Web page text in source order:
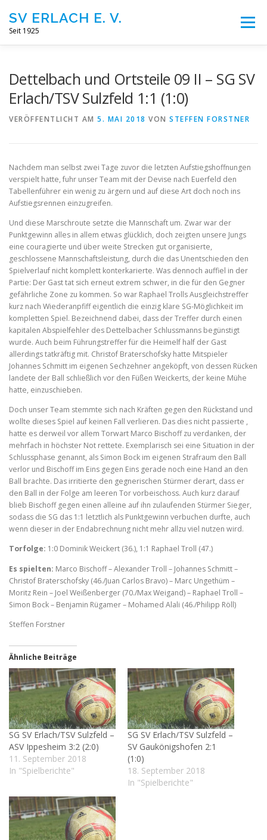
Inhalt
springen
SV ERLACH E. V.
Seit 1925
Menü
Dettelbach und Ortsteile 09 II – SG SV
Erlach/TSV Sulzfeld 1:1 (1:0)
VERÖFFENTLICHT AM 5. MAI 2018 VON STEFFEN FORSTNER
Nachdem man selbst zwei Tage zuvor die letzten Aufstiegshoffnungen
verspielt hatte, fuhr unser Team mit der Devise nach Euerfeld den
Tabellenführer ein wenig zu ärgern und auf diese Art doch noch ins
Aufstiegsrennen einzugreifen.
Und diese Marschroute setzte die Mannschaft um. Zwar war der
Punktgewinn alles in allem etwas glücklich, doch zeigten unsere Jungs
eine couragierte und über weite Strecken gut organisierte,
geschlossene Mannschaftsleistung, durch die das Unentschieden den
Spielverlauf nicht komplett konterkarierte. Was dennoch auffiel in der
Partie: Der Gast tat sich erneut extrem schwer, in die für den Gegner
gefährliche Zone zu kommen. So war Raphael Trolls Ausgleichstreffer
kurz nach Wiederanpfiff eigentlich die einzig klare SG-Möglichkeit im
kompletten Spiel. Bezeichnend dabei, dass der Treffer durch einen
kapitalen Abspielfehler des Dettelbacher Schlussmanns begünstigt
wurde. Auch beim Führungstreffer für die Heimelf half der Gast
allerdings tatkräftig mit. Christof Braterschofsky hatte Mitspieler
Johannes Schmitt im eigenen Sechzehner angeköpft, von dessen Rücken
landete der Ball schließlich vor den Füßen Weickerts, der keine Mühe
hatte, einzuschieben.
Doch unser Team stemmte sich nach Kräften gegen den Rückstand und
wollte dieses Spiel auf keinen Fall verlieren. Das dies nicht passierte ,
hatte es derweil vor allem Torwart Marco Bischoff zu verdanken, der
mehrfach in höchster Not rettete. Exemplarisch sei eine Situation in der
Schlussphase genannt, als Simon Bock im eigenen Strafraum den Ball
verlor und Bischoff im Eins gegen Eins gerade noch eine Hand an den
Ball brachte. Das irritierte den gegnerischen Stürmer derart, dass er
den Ball in der Folge am leeren Tor vorbeischoss. Auch kurz darauf
blieb Bischoff gegen einen alleine auf ihn zulaufenden Stürmer Sieger,
sodass die SG das 1:1 letztlich als Punktgewinn verbuchen durfte, auch
wenn dieser in der Endabrechnung nicht mehr allzu viel nutzen wird.
Torfolge: 1:0 Dominik Weickert (36.), 1:1 Raphael Troll (47.)
Es spielten: Marco Bischoff – Alexander Troll – Johannes Schmitt –
Christof Braterschofsky (46./Juan Carlos Bravo) – Marc Ungethüm –
Moritz Rein – Joel Weißenberger (70./Max Weigand) – Raphael Troll –
Simon Bock – Benjamin Rügamer – Mohamed Alali (46./Philipp Röll)
Steffen Forstner
Ähnliche Beiträge
SG SV Erlach/TSV Sulzfeld –
ASV Ippesheim 3:2 (2:0)
11. September 2018
In "Spielberichte"
SG SV Erlach/TSV Sulzfeld –
SV Gaukönigshofen 2:1
(1:0)
18. September 2018
In "Spielberichte"